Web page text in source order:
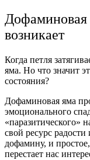
Дофаминовая
возникает
Когда петля
яма. Но что значит
состояния?
Дофаминовая яма
эмоционального
«паразитического»
свой ресурс
дофамину, и
перестает нас